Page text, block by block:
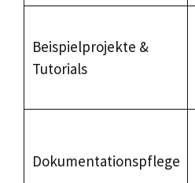
Beispielprojekte &
Tutorials
Dokumentationspflege